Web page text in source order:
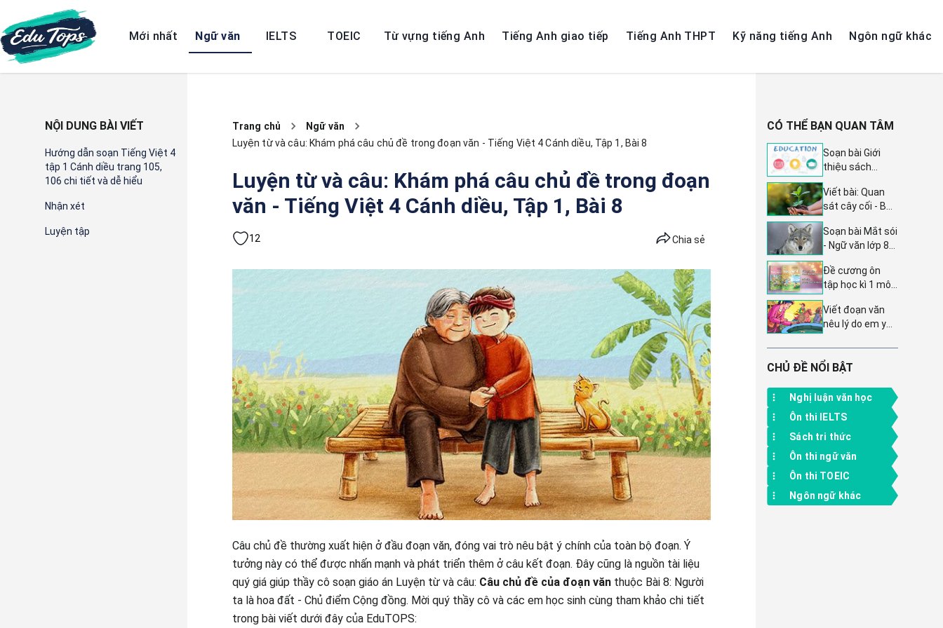
Mới nhất Ngữ văn IELTS TOEIC Từ vựng tiếng Anh Tiếng Anh giao tiếp Tiếng Anh THPT Kỹ năng tiếng Anh Ngôn ngữ khác
NỘI DUNG BÀI VIẾT
Hướng dẫn soạn Tiếng Việt 4
tập 1 Cánh diều trang 105,
106 chi tiết và dễ hiểu
Nhận xét
Luyện tập
Trang chủ
Ngữ văn
Luyện từ và câu: Khám phá câu chủ đề trong đoạn văn - Tiếng Việt 4 Cánh diều, Tập 1, Bài 8
Luyện từ và câu: Khám phá câu chủ đề trong đoạn
văn - Tiếng Việt 4 Cánh diều, Tập 1, Bài 8
12 Chia sẻ
Câu chủ đề thường xuất hiện ở đầu đoạn văn, đóng vai trò nêu bật ý chính của toàn bộ đoạn. Ý
tưởng này có thể được nhấn mạnh và phát triển thêm ở câu kết đoạn. Đây cũng là nguồn tài liệu
quý giá giúp thầy cô soạn giáo án Luyện từ và câu: Câu chủ đề của đoạn vănthuộc Bài 8: Người
ta là hoa đất - Chủ điểm Cộng đồng. Mời quý thầy cô và các em học sinh cùng tham khảo chi tiết
trong bài viết dưới đây của EduTOPS:
CÓ THỂ BẠN QUAN TÂM
Soạn bài Giới
thiệu sách
tri thức - Ngữ
văn lớp 8, trang
tri thức tập 2
Viết bài: Quan
sát cây cối - Bài
lớp 4 tập 2 Kết
nối tri thức với
Soạn bài Mắt sói
- Ngữ văn lớp 8
nối tri thức tập 2
Đề cương ôn
tập học kì 1 môn
- Sách Kết nối tri
thức với cuộc
năm học 2024 -
Viết đoạn văn
nêu lý do em yêu
chuyện cổ tích
hoặc sự tích -
năng viết sáng
nhận văn học
CHỦ ĐỀ NỔI BẬT
Nghị luận văn học
Ôn thi IELTS
Sách tri thức
Ôn thi ngữ văn
Ôn thi TOEIC
Ngôn ngữ khác